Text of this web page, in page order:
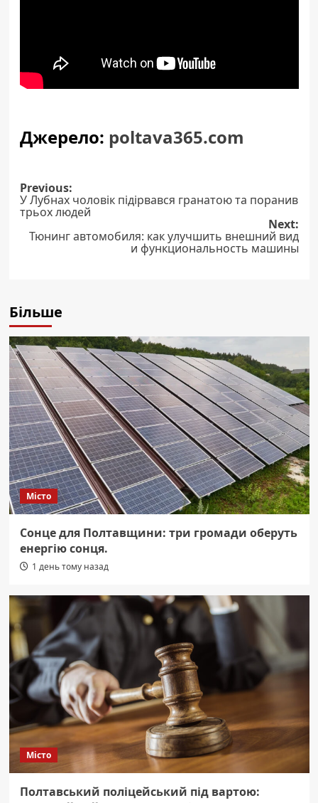
Джерело: poltava365.com
Post
navigation
Previous:
У Лубнах чоловік підірвався гранатою та поранив
трьох людей
Next:
Тюнинг автомобиля: как улучшить внешний вид
и функциональность машины
Більше
Місто
Сонце для Полтавщини: три громади оберуть
енергію сонця.
1 день тому назад
Місто
Полтавський поліцейський під вартою: